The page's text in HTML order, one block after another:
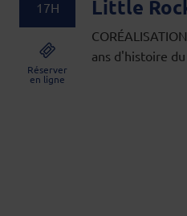
Little
ans d'histoire
17H
Réserver
en ligne